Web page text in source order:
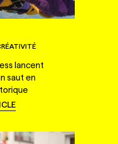
lancent
saut en